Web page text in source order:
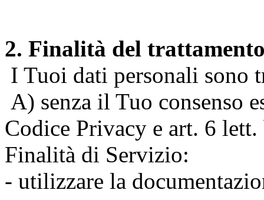
2. Finalità del
I Tuoi dati personali sono
A) senza il Tuo consenso
Codice Privacy e art. 6
Finalità di Servizio:
- utilizzare la